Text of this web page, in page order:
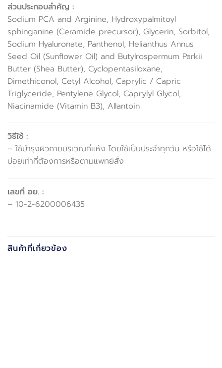
ส่วนประกอบสำคัญ :
Sodium PCA and Arginine, Hydroxypalmitoyl
sphinganine (Ceramide precursor), Glycerin, Sorbitol,
Sodium Hyaluronate, Panthenol, Helianthus Annus
Seed Oil (Sunflower Oil) and Butylrospermum Parkii
Butter (Shea Butter), Cyclopentasiloxane,
Dimethiconol, Cetyl Alcohol, Caprylic / Capric
Triglyceride, Pentylene Glycol, Caprylyl Glycol,
Niacinamide (Vitamin B3), Allantoin
วิธีใช้ :
– ใช้บำรุงผิวกายบริเวณที่แห้ง โดยใช้เป็นประจำทุกวัน หรือใช้ได้
บ่อยเท่าที่ต้องการหรือตามแพทย์สั่ง
เลขที่ อย. :
– 10-2-6200006435
สินค้าที่เกี่ยวข้อง